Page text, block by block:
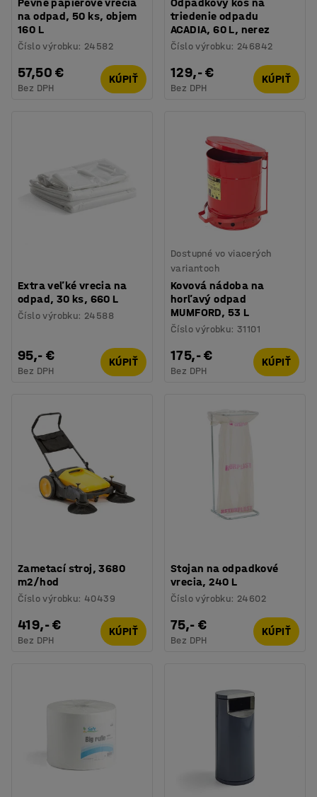
na odpad, 50 ks, objem
160 L
Číslo výrobku: 24582
57,50 €
Bez DPH
KÚPIŤ
triedenie odpadu
ACADIA, 60 L, nerez
Číslo výrobku: 246842
129,- €
Bez DPH
KÚPIŤ
Extra veľké vrecia na
odpad, 30 ks, 660 L
Číslo výrobku: 24588
95,- €
Bez DPH
KÚPIŤ
Dostupné vo viacerých
variantoch
Kovová nádoba na
horľavý odpad
MUMFORD, 53 L
Číslo výrobku:31101
175,- €
Bez DPH
KÚPIŤ
Zametací stroj, 3680
m2/hod
Číslo výrobku: 40439
419,- €
Bez DPH
KÚPIŤ
Stojan na odpadkové
vrecia, 240 L
Číslo výrobku: 24602
75,- €
Bez DPH
KÚPIŤ